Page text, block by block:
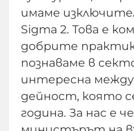
имаме
Sigma 2. Това е
добрите
познаваме в
интересна
дейност, която
година. За нас е